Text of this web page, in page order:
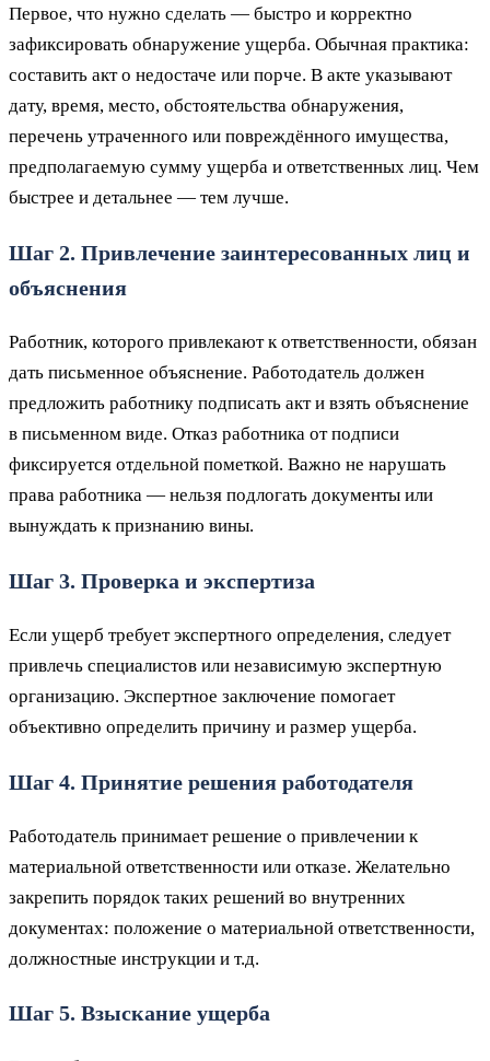
Первое, что нужно сделать — быстро и корректно
зафиксировать обнаружение ущерба. Обычная практика:
составить акт о недостаче или порче. В акте указывают
дату, время, место, обстоятельства обнаружения,
перечень утраченного или повреждённого имущества,
предполагаемую сумму ущерба и ответственных лиц. Чем
быстрее и детальнее — тем лучше.
Шаг 2. Привлечение заинтересованных лиц и
объяснения
Работник, которого привлекают к ответственности, обязан
дать письменное объяснение. Работодатель должен
предложить работнику подписать акт и взять объяснение
в письменном виде. Отказ работника от подписи
фиксируется отдельной пометкой. Важно не нарушать
права работника — нельзя подлогать документы или
вынуждать к признанию вины.
Шаг 3. Проверка и экспертиза
Если ущерб требует экспертного определения, следует
привлечь специалистов или независимую экспертную
организацию. Экспертное заключение помогает
объективно определить причину и размер ущерба.
Шаг 4. Принятие решения работодателя
Работодатель принимает решение о привлечении к
материальной ответственности или отказе. Желательно
закрепить порядок таких решений во внутренних
документах: положение о материальной ответственности,
должностные инструкции и т.д.
Шаг 5. Взыскание ущерба